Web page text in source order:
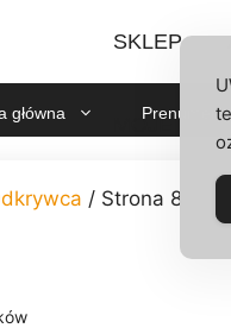
SKLEP
MOJE
główna
/ Strona 8
Posortowane